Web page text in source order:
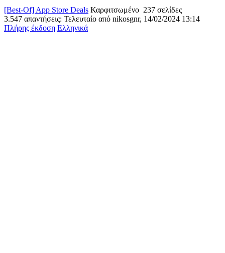
[Best-Of] App Store Deals Καρφιτσωμένο 237 σελίδες
3.547 απαντήσεις: Τελευταίο από nikosgnr, 14/02/2024 13:14
Πλήρης έκδοση Ελληνικά